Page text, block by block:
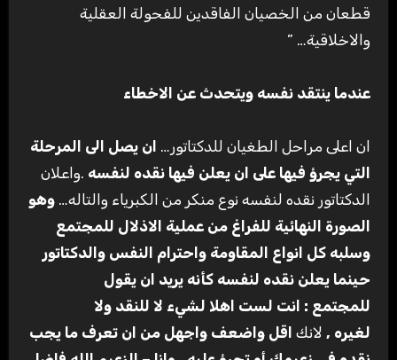
قطعان من الخصيان الفاقدين للفحولة العقلية
والاخلاقية… ”
عندما ينتقد نفسه ويتحدث عن الاخطاء
ان اعلى مراحل الطغيان للدكتاتور… ان يصل الى المرحلة
التي يجرؤ فيها على ان يعلن فيها نقده لنفسه .واعلان
الدكتاتور نقده لنفسه نوع منكر من الكبرياء والتاله… وهو
الصورة النهائية للفراغ من عملية الاذلال للمجتمع
وسلبه كل انواع المقاومة واحترام النفس والدكتاتور
حينما يعلن نقده لنفسه كأنه يريد ان يقول
للمجتمع : انت لست اهلا لشيء لا للنقد ولا
لغيره ,لانك اقل واضعف واجهل من ان تعرف ما يجب